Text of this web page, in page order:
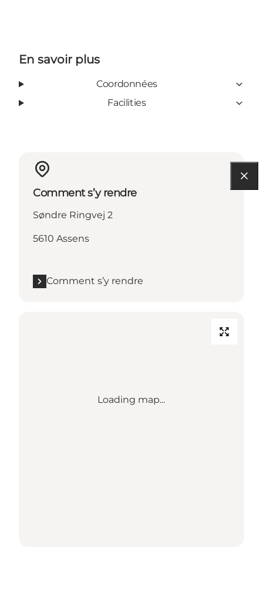
En savoir plus
Coordonnées
Facilities
Comment s’y rendre
Søndre Ringvej 2
5610 Assens
Comment s’y rendre
Loading map...